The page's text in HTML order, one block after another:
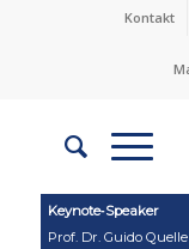
Kontakt
Keynote‑Speaker
Prof. Dr. Guido Quelle